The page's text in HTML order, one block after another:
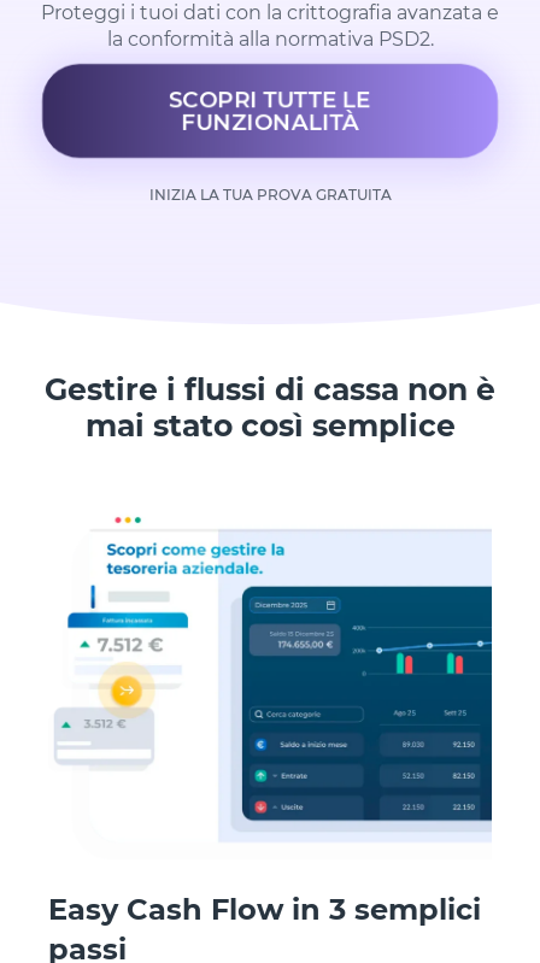
Proteggi i tuoi dati con la crittografia avanzata e
la conformità alla normativa PSD2.
SCOPRI TUTTE LE
FUNZIONALITÀ
INIZIA LA TUA PROVA GRATUITA
Gestire i flussi di cassa non è
mai stato così semplice
Easy Cash Flow in 3 semplici
passi